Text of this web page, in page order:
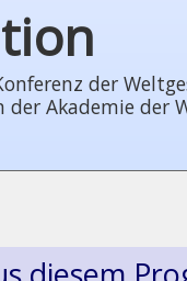
der
der Akademie der